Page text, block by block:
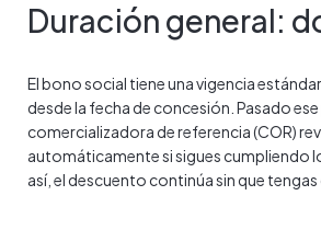
Duración general:
El bono social tiene una vigencia
desde la fecha de concesión. Pasado
comercializadora de referencia (COR)
automáticamente si sigues cumpliendo
así, el descuento continúa sin que tengas